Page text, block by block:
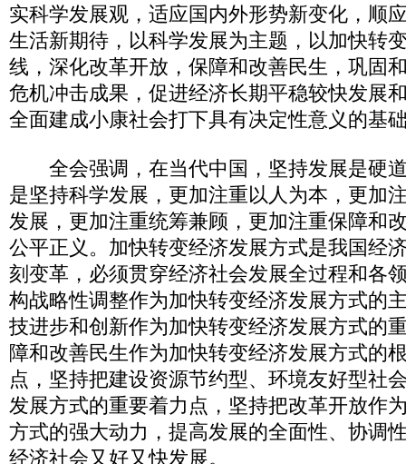
实科学发展观，适应国内外形势新变化，顺
生活新期待，以科学发展为主题，以加快转
线，深化改革开放，保障和改善民生，巩固
危机冲击成果，促进经济长期平稳较快发展
全面建成小康社会打下具有决定性意义的基
全会强调，在当代中国，坚持发展是硬
是坚持科学发展，更加注重以人为本，更加
发展，更加注重统筹兼顾，更加注重保障和
公平正义。加快转变经济发展方式是我国经
刻变革，必须贯穿经济社会发展全过程和各
构战略性调整作为加快转变经济发展方式的
技进步和创新作为加快转变经济发展方式的
障和改善民生作为加快转变经济发展方式的
点，坚持把建设资源节约型、环境友好型社
发展方式的重要着力点，坚持把改革开放作
方式的强大动力，提高发展的全面性、协调
经济社会又好又快发展。